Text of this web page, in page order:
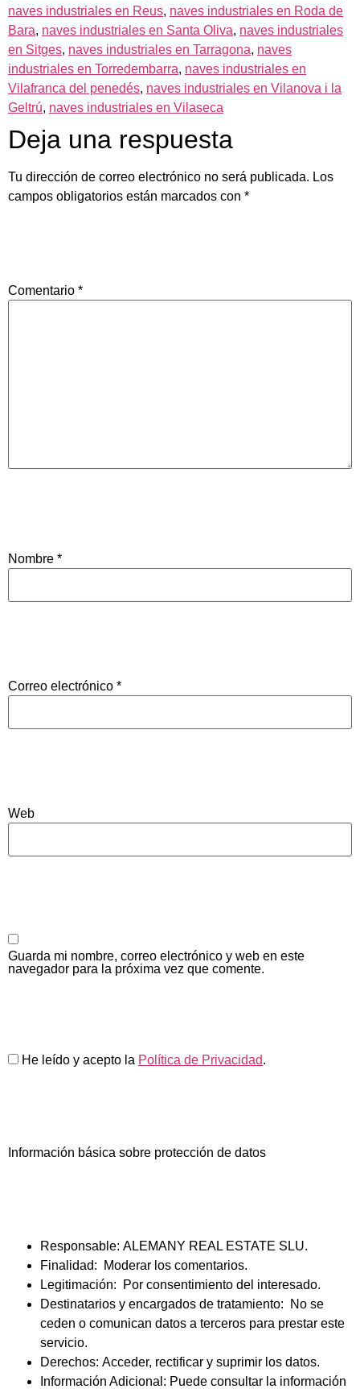
naves industriales en Reus, naves industriales en Roda de
Bara, naves industriales en Santa Oliva, naves industriales
en Sitges, naves industriales en Tarragona, naves
industriales en Torredembarra, naves industriales en
Vilafranca del penedés, naves industriales en Vilanova i la
Geltrú, naves industriales en Vilaseca
Deja una respuesta
Tu dirección de correo electrónico no será publicada. Los
campos obligatorios están marcados con *
Comentario *
Nombre *
Correo electrónico *
Web
Guarda mi nombre, correo electrónico y web en este
navegador para la próxima vez que comente.
He leído y acepto la Política de Privacidad.
Información básica sobre protección de datos
Responsable: ALEMANY REAL ESTATE SLU.
Finalidad: Moderar los comentarios.
Legitimación: Por consentimiento del interesado.
Destinatarios y encargados de tratamiento: No se
ceden o comunican datos a terceros para prestar este
servicio.
Derechos: Acceder, rectificar y suprimir los datos.
Información Adicional: Puede consultar la información